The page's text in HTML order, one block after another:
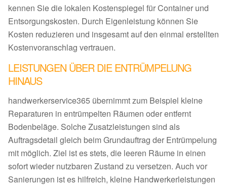
kennen Sie die lokalen Kostenspiegel für Container und
Entsorgungskosten. Durch Eigenleistung können Sie
Kosten reduzieren und insgesamt auf den einmal erstellten
Kostenvoranschlag vertrauen.
LEISTUNGEN ÜBER DIE ENTRÜMPELUNG
HINAUS
handwerkerservice365 übernimmt zum Beispiel kleine
Reparaturen in entrümpelten Räumen oder entfernt
Bodenbeläge. Solche Zusatzleistungen sind als
Auftragsdetail gleich beim Grundauftrag der Entrümpelung
mit möglich. Ziel ist es stets, die leeren Räume in einen
sofort wieder nutzbaren Zustand zu versetzen. Auch vor
Sanierungen ist es hilfreich, kleine Handwerkerleistungen